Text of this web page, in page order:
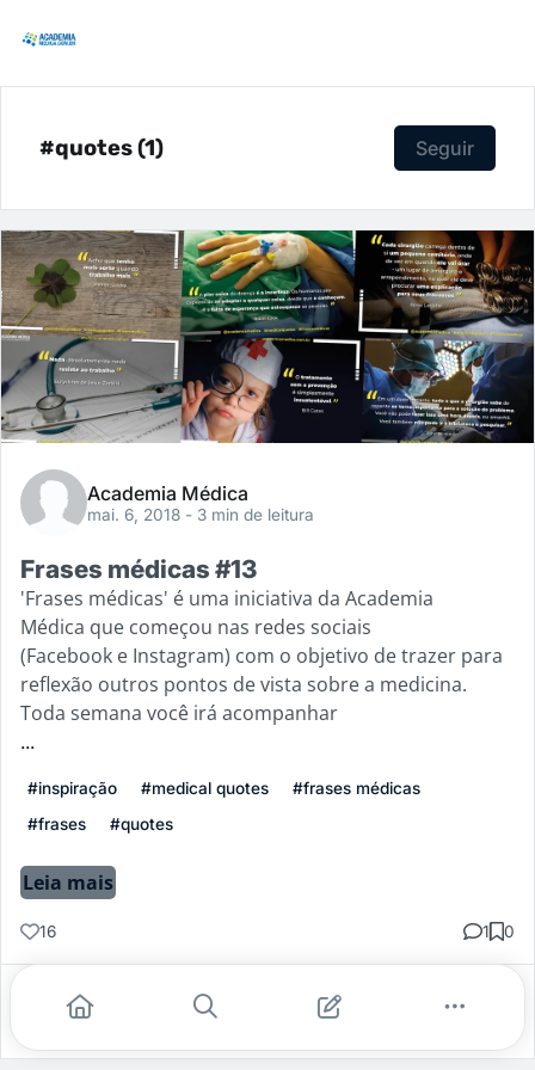
#quotes (1) Seguir
Academia Médica
mai. 6, 2018 - 3 min de leitura
Frases médicas #13
'Frases médicas' é uma iniciativa da Academia
Médica que começou nas redes sociais
(Facebook e Instagram) com o objetivo de trazer para
reflexão outros pontos de vista sobre a medicina.
Toda semana você irá acompanhar
...
#inspiração #medical quotes
#frases médicas
#frases
#quotes
Leia mais
16 1 0
Gostei Comentar Salvar